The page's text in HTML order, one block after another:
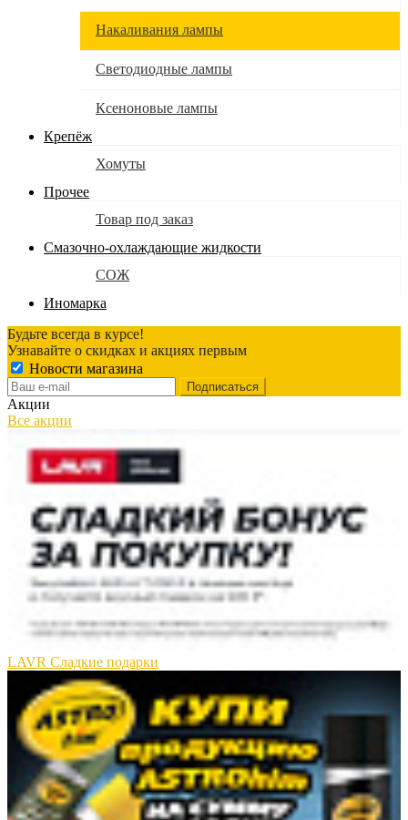
Накаливания лампы
Светодиодные лампы
Ксеноновые лампы
Крепёж
Хомуты
Прочее
Товар под заказ
Смазочно-охлаждающие жидкости
СОЖ
Иномарка
Будьте всегда в курсе!
Узнавайте о скидках и акциях первым
Новости магазина
Акции
Все акции
LAVR Сладкие подарки